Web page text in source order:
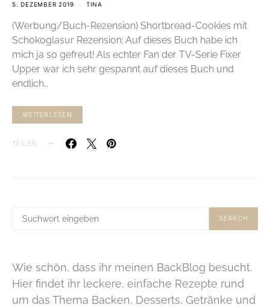
5. DEZEMBER 2019 TINA
(Werbung/Buch-Rezension) Shortbread-Cookies mit
Schokoglasur Rezension: Auf dieses Buch habe ich
mich ja so gefreut! Als echter Fan der TV-Serie Fixer
Upper war ich sehr gespannt auf dieses Buch und
endlich…
WEITERLESEN
TEILEN
SUCHE
SEARCH
Wie schön, dass ihr meinen BackBlog besucht.
Hier findet ihr leckere, einfache Rezepte rund
um das Thema Backen, Desserts, Getränke und